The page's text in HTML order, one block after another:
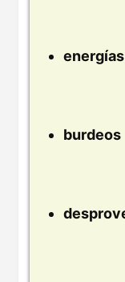
energías
burdeos